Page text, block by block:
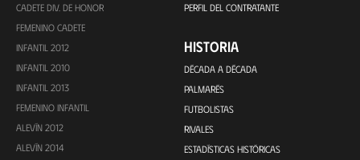
CADETE DIV. DE HONOR
FEMENINO CADETE
INFANTIL 2012
INFANTIL 2010
INFANTIL 2013
FEMENINO INFANTIL
ALEVÍN 2012
ALEVÍN 2014
PERFIL DEL CONTRATANTE
HISTORIA
DÉCADA A DÉCADA
PALMARÉS
FUTBOLISTAS
RIVALES
ESTADÍSTICAS HISTÓRICAS